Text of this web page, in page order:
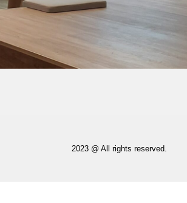
2023 @ All rights reserved.